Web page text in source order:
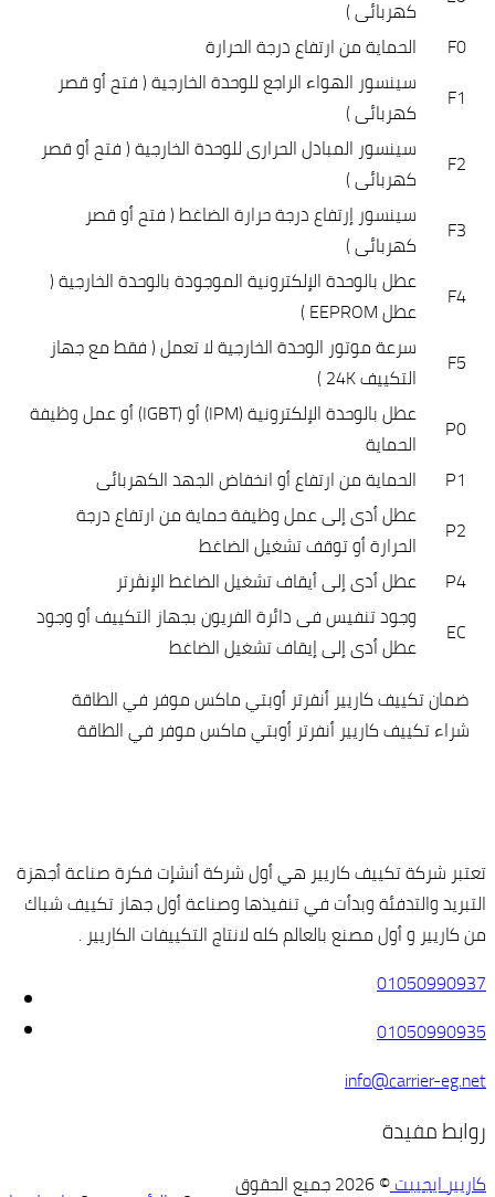
كهربائى )
F0
الحماية من ارتفاع درجة الحرارة
F1
سينسور الهواء الراجع للوحدة الخارجية ( فتح أو قصر
كهربائى )
F2
سينسور المبادل الحرارى للوحدة الخارجية ( فتح أو قصر
كهربائى )
F3
سينسور إرتفاع درجة حرارة الضاغط ( فتح أو قصر
كهربائى )
F4
عطل بالوحدة الإلكترونية الموجودة بالوحدة الخارجية (
عطل EEPROM )
F5
سرعة موتور الوحدة الخارجية لا تعمل ( فقط مع جهاز
التكييف 24K )
P0
عطل بالوحدة الإلكترونية (IPM) أو (IGBT) أو عمل وظيفة
الحماية
P1
الحماية من ارتفاع أو انخفاض الجهد الكهربائى
P2
عطل أدى إلى عمل وظيفة حماية من ارتفاع درجة
الحرارة أو توقف تشغيل الضاغط
P4
عطل أدى إلى أيقاف تشغيل الضاغط الإنڤرتر
EC
وجود تنفيس فى دائرة الفريون بجهاز التكييف أو وجود
عطل أدى إلى إيقاف تشغيل الضاغط
ضمان تكييف كاريير أنفرتر أوبتي ماكس موفر في الطاقة
شراء تكييف كاريير أنفرتر أوبتي ماكس موفر في الطاقة
تعتبر شركة تكييف كاريير هي أول شركة أنشإت فكرة صناعة أجهزة
التبريد والتدفئة وبدأت في تنفيذها وصناعة أول جهاز تكييف شباك
من كاريير و أول مصنع بالعالم كله لانتاج التكييفات الكاريير .
01050990937
01050990935
info@carrier-eg.net
روابط مفيدة
كاريير ايجيبت © 2026 جميع الحقوق